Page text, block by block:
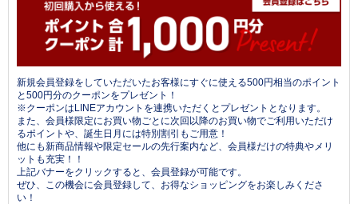
新規会員登録をしていただいたお客様にすぐに使える500円相当のポイント
と500円分のクーポンをプレゼント！
※クーポンはLINEアカウントを連携いただくとプレゼントとなります。
また、会員様限定にお買い物ごとに次回以降のお買い物でご利用いただけ
るポイントや、誕生日月には特別割引もご用意！
他にも新商品情報や限定セールの先行案内など、会員様だけの特典やメリ
ットも充実！！
上記バナーをクリックすると、会員登録が可能です。
ぜひ、この機会に会員登録して、お得なショッピングをお楽しみくださ
い！